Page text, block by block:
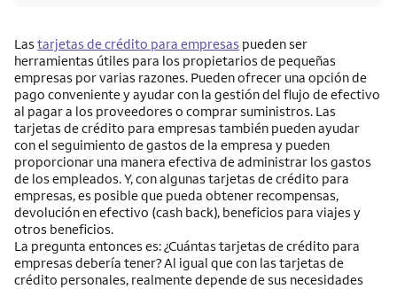
Lastarjetas de crédito para empresas pueden ser
herramientas útiles para los propietarios de pequeñas
empresas por varias razones. Pueden ofrecer una opción de
pago conveniente y ayudar con la gestión del flujo de efectivo
al pagar a los proveedores o comprar suministros. Las
tarjetas de crédito para empresas también pueden ayudar
con el seguimiento de gastos de la empresa y pueden
proporcionar una manera efectiva de administrar los gastos
de los empleados. Y, con algunas tarjetas de crédito para
empresas, es posible que pueda obtener recompensas,
devolución en efectivo (cash back), beneficios para viajes y
otros beneficios.
La pregunta entonces es: ¿Cuántas tarjetas de crédito para
empresas debería tener? Al igual que con las tarjetas de
crédito personales, realmente depende de sus necesidades